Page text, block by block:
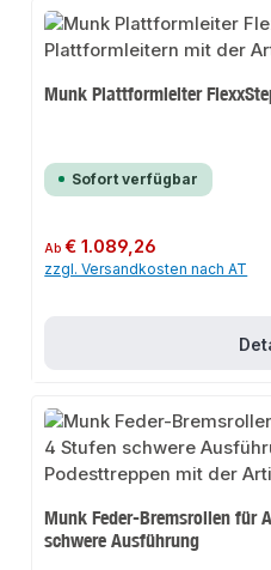
Munk Plattformleiter
Sofort verfügbar
Regulärer Preis:
Ab€ 1.089,26
zzgl. Versandkosten nach AT
Munk Feder-Bremsrollen für
schwere Ausführung